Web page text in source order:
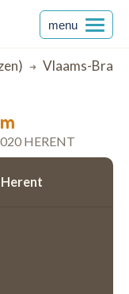
menu
Vlaams-
HERENT
Herent